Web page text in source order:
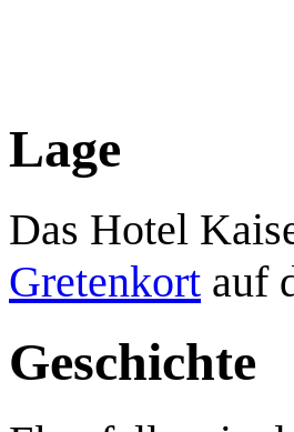
Lage
Das Hotel
Gretenkort auf
Geschichte